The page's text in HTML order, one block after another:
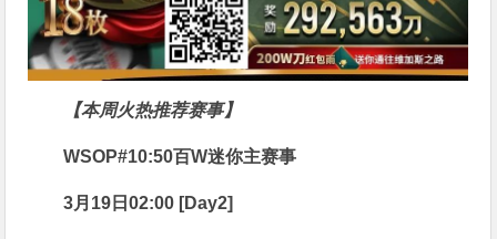
【本周火热推荐赛事】
WSOP#10:50百W迷你主赛事
3月19日02:00 [Day2]